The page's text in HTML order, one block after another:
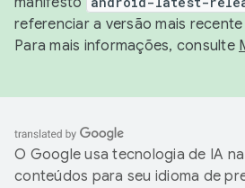
referenciar a versão mais recente
Para mais informações, consulte
O Google usa tecnologia de IA
conteúdos para seu idioma de